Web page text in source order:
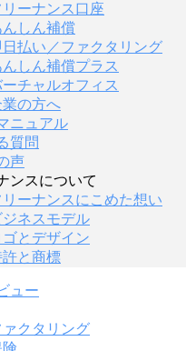
リーナンス口座
んしん補償
日払い／ファクタリング
んしん補償プラス
チャルオフィス
業の方へ
ニュアル
質問
声
ンスについて
リーナンスにこめた想い
ジネスモデル
ゴとデザイン
許と商標
ュー
ァクタリング